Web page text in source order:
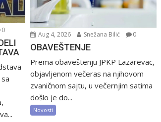
0
Aug 4, 2026 Snežana Bilić 0
OBAVEŠTENJE
Prema obaveštenju JPKP Lazarevac,
objavljenom večeras na njihovom
zvaničnom sajtu, u večernjim satima
došlo je do...
Novosti